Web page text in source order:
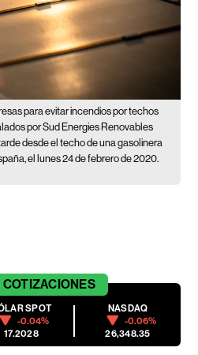
para evitar incendios por techos
por Sud Energies Renovables
desde el techo de una gasolinera
el lunes 24 de febrero de 2020.
COTIZACIONES
SPOT
-0.04%
17.2028
NASDAQ
-0.06%
26,348.35